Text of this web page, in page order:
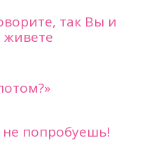
так Вы и
живете
не попробуешь!